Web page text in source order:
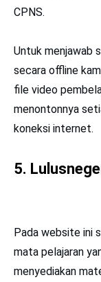
CPNS.
Untuk menjawab
secara offline
file video
menontonnya
koneksi internet.
5.
Pada website ini
mata pelajaran
menyediakan